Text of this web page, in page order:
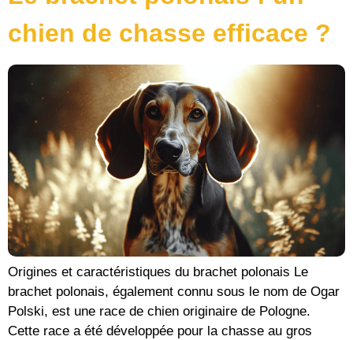
chien de chasse efficace ?
Origines et caractéristiques du brachet polonais Le
brachet polonais, également connu sous le nom de Ogar
Polski, est une race de chien originaire de Pologne.
Cette race a été développée pour la chasse au gros